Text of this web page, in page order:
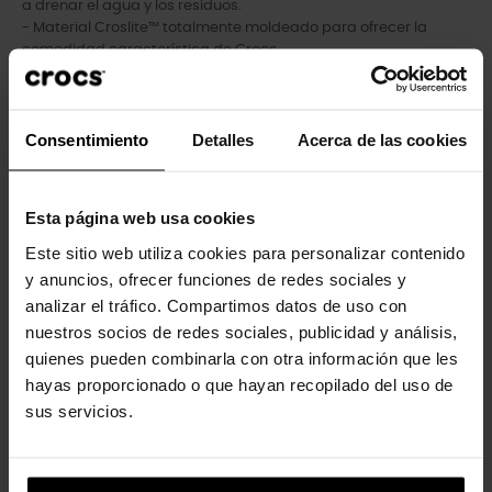
Consentimiento Detalles Acerca de las cookies
Esta página web usa cookies
Este sitio web utiliza cookies para personalizar contenido
y anuncios, ofrecer funciones de redes sociales y
analizar el tráfico. Compartimos datos de uso con
nuestros socios de redes sociales, publicidad y análisis,
quienes pueden combinarla con otra información que les
hayas proporcionado o que hayan recopilado del uso de
sus servicios.
a drenar el agua y los residuos.
- Material Croslite™ totalmente moldeado para ofrecer la
comodidad característica de Crocs.
- La correa del talón proporciona un ajuste seguro.
- Perfectas para el agua y flotantes, sólo pesan unos gramos.
Los clientes que compraron este
producto también han comprado:
-20% -20%